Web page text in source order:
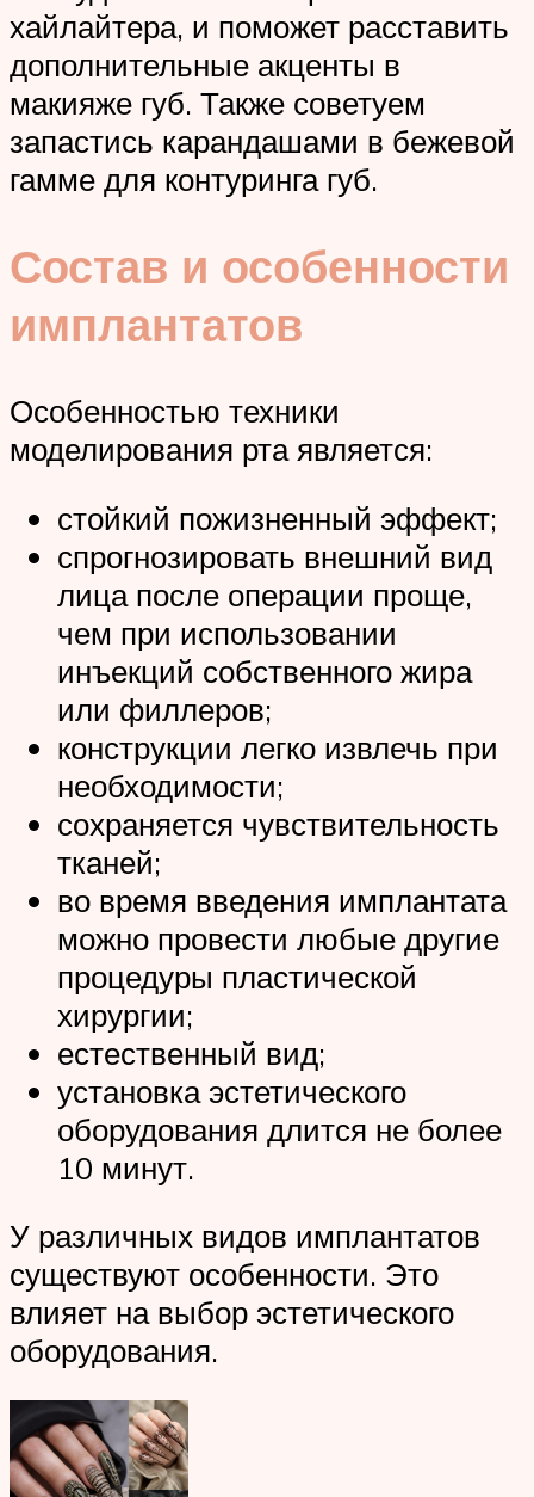
хайлайтера, и поможет расставить
дополнительные акценты в
макияже губ. Также советуем
запастись карандашами в бежевой
гамме для контуринга губ.
Состав и особенности
имплантатов
Особенностью техники
моделирования рта является:
стойкий пожизненный эффект;
спрогнозировать внешний вид
лица после операции проще,
чем при использовании
инъекций собственного жира
или филлеров;
конструкции легко извлечь при
необходимости;
сохраняется чувствительность
тканей;
во время введения имплантата
можно провести любые другие
процедуры пластической
хирургии;
естественный вид;
установка эстетического
оборудования длится не более
10 минут.
У различных видов имплантатов
существуют особенности. Это
влияет на выбор эстетического
оборудования.